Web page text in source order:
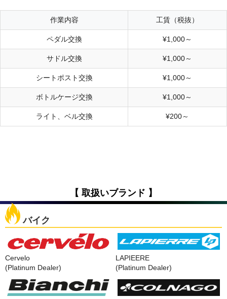
作業内容 工賃（税抜）
ペダル交換 ¥1,000～
サドル交換 ¥1,000～
シートポスト交換 ¥1,000～
ボトルケージ交換 ¥1,000～
ライト、ベル交換 ¥200～
【 取扱いブランド 】
バイク
Cervelo
(Platinum Dealer)
LAPIEERE
(Platinum Dealer)